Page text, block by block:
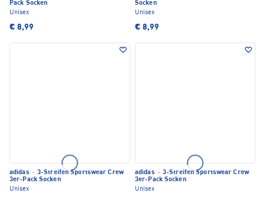
Pack Socken
Unisex
€ 8,99
Socken
Unisex
€ 8,99
adidas · 3-Streifen Sportswear Crew
3er-Pack Socken
Unisex
adidas · 3-Streifen Sportswear Crew
3er-Pack Socken
Unisex